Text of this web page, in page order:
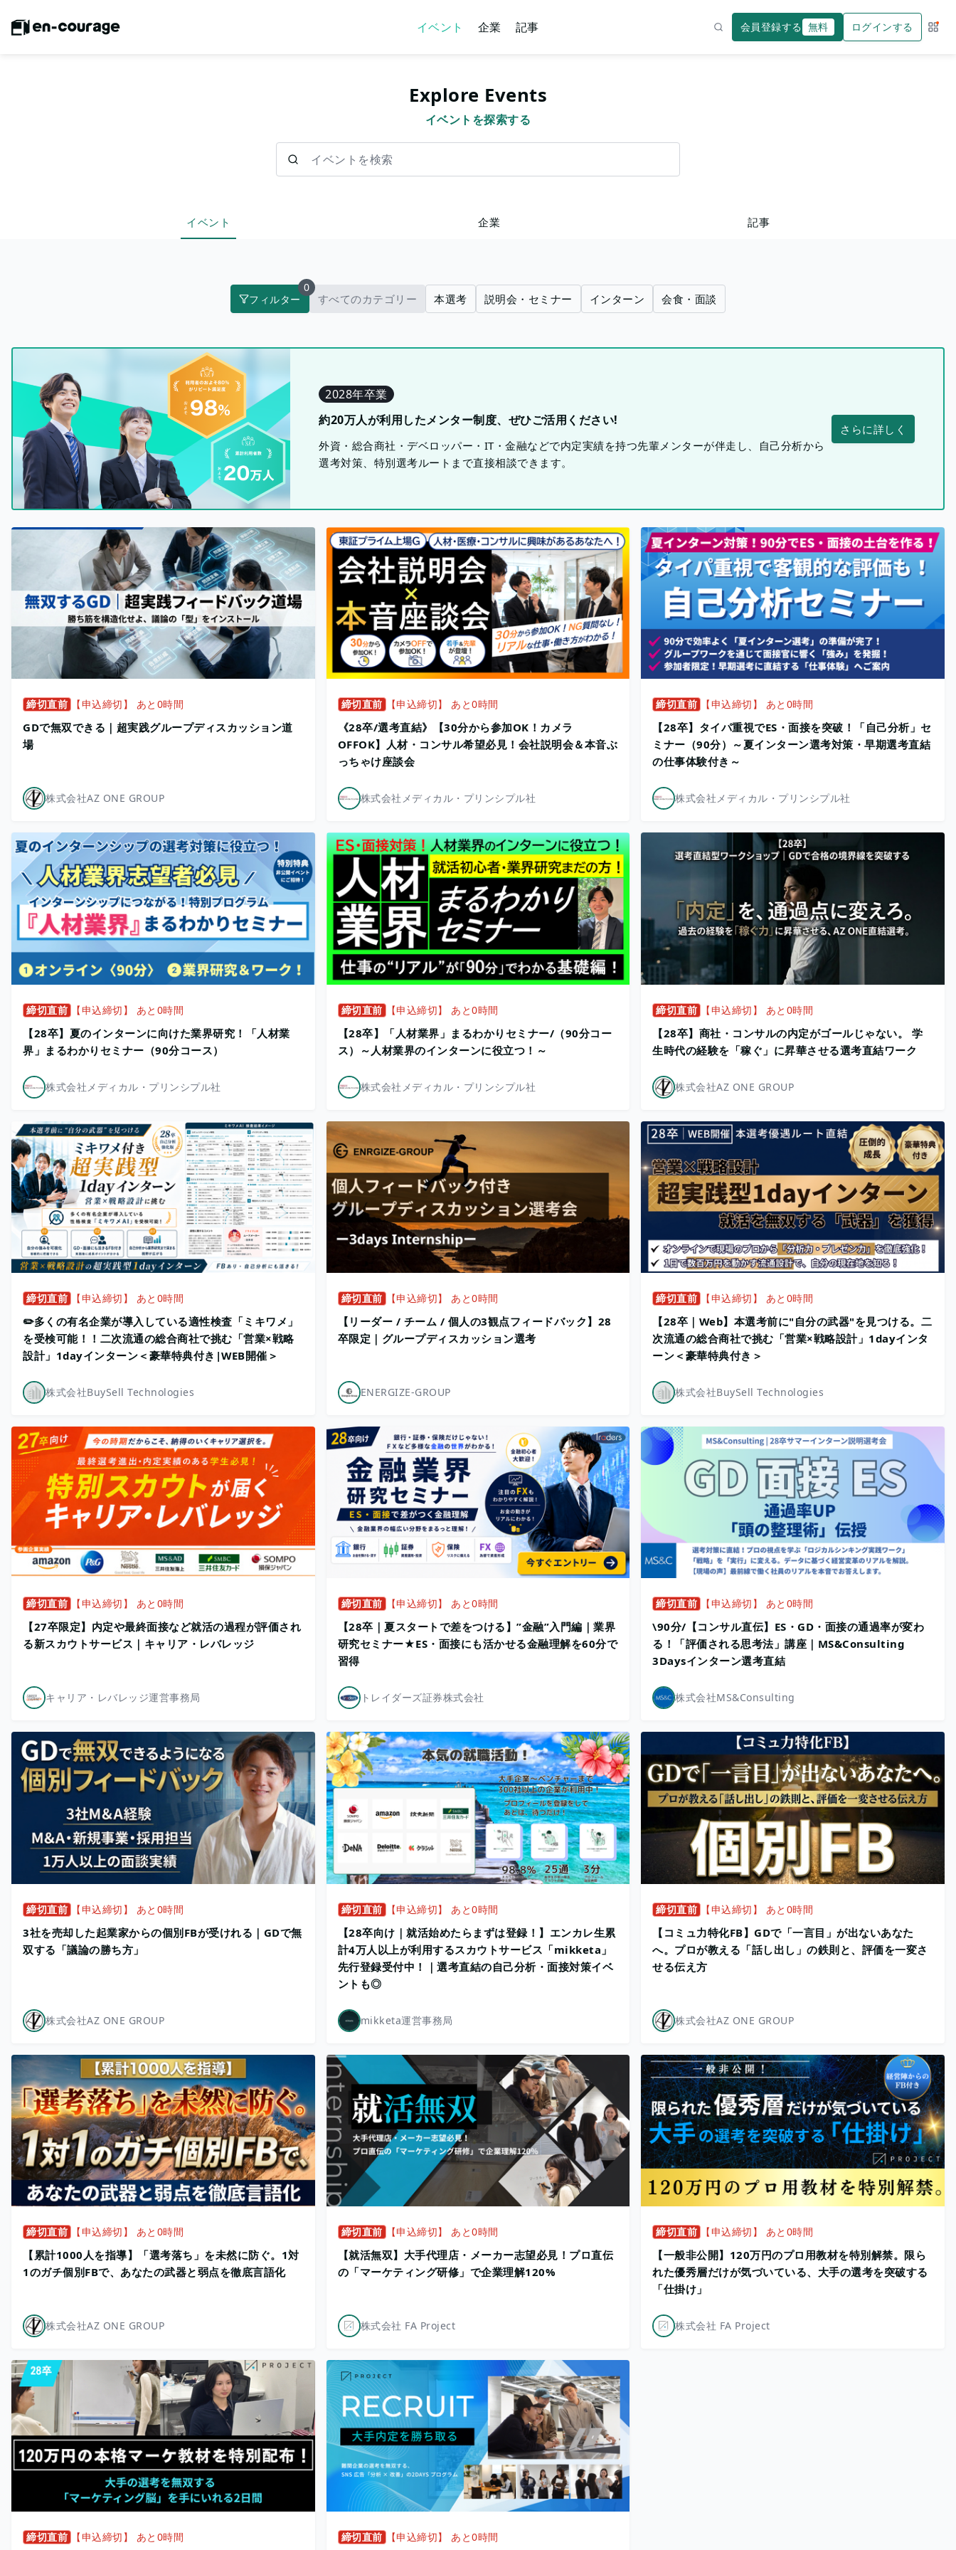
イベント 企業 記事 会員登録する 無料 ログインする サー
Explore Events
イベントを探索する
イベント 企業 記事
フィルター
0
すべてのカテゴリー 本選考 説明会・セミナー インターン 会食・面談
2028年卒業
約20万人が利用したメンター制度、ぜひご活用ください!
外資・総合商社・デベロッパー・IT・金融などで内定実績を持つ先輩メンターが伴走し、自己分析から
選考対策、特別選考ルートまで直接相談できます。
さらに詳しく
締切直前 【申込締切】 あと0時間
GDで無双できる｜超実践グループディスカッション道
場
株式会社AZ ONE GROUP
締切直前 【申込締切】 あと0時間
《28卒/選考直結》【30分から参加OK！カメラ
OFFOK】人材・コンサル希望必見！会社説明会＆本音ぶ
っちゃけ座談会
株式会社メディカル・プリンシプル社
締切直前 【申込締切】 あと0時間
【28卒】タイパ重視でES・面接を突破！「自己分析」セ
ミナー（90分）～夏インターン選考対策・早期選考直結
の仕事体験付き～
株式会社メディカル・プリンシプル社
締切直前 【申込締切】 あと0時間
【28卒】夏のインターンに向けた業界研究！「人材業
界」まるわかりセミナー（90分コース）
株式会社メディカル・プリンシプル社
締切直前 【申込締切】 あと0時間
【28卒】「人材業界」まるわかりセミナー/（90分コー
ス）～人材業界のインターンに役立つ！～
株式会社メディカル・プリンシプル社
締切直前 【申込締切】 あと0時間
【28卒】商社・コンサルの内定がゴールじゃない。 学
生時代の経験を「稼ぐ」に昇華させる選考直結ワーク
株式会社AZ ONE GROUP
締切直前 【申込締切】 あと0時間
✏️多くの有名企業が導入している適性検査「ミキワメ」
を受検可能！！二次流通の総合商社で挑む「営業×戦略
設計」1dayインターン＜豪華特典付き|WEB開催＞
株式会社BuySell Technologies
締切直前 【申込締切】 あと0時間
【リーダー / チーム / 個人の3観点フィードバック】28
卒限定｜グループディスカッション選考
ENERGIZE-GROUP
締切直前 【申込締切】 あと0時間
【28卒｜Web】本選考前に"自分の武器"を見つける。二
次流通の総合商社で挑む「営業×戦略設計」1dayインタ
ーン＜豪華特典付き＞
株式会社BuySell Technologies
締切直前 【申込締切】 あと0時間
【27卒限定】内定や最終面接など就活の過程が評価され
る新スカウトサービス｜キャリア・レバレッジ
キャリア・レバレッジ運営事務局
締切直前 【申込締切】 あと0時間
【28卒｜夏スタートで差をつける】”金融”入門編｜業界
研究セミナー★ES・面接にも活かせる金融理解を60分で
習得
トレイダーズ証券株式会社
締切直前 【申込締切】 あと0時間
\90分/【コンサル直伝】ES・GD・面接の通過率が変わ
る！「評価される思考法」講座｜MS&Consulting
3Daysインターン選考直結
株式会社MS&Consulting
締切直前 【申込締切】 あと0時間
3社を売却した起業家からの個別FBが受けれる｜GDで無
双する「議論の勝ち方」
株式会社AZ ONE GROUP
締切直前 【申込締切】 あと0時間
【28卒向け｜就活始めたらまずは登録！】エンカレ生累
計4万人以上が利用するスカウトサービス「mikketa」
先行登録受付中！｜選考直結の自己分析・面接対策イベ
ントも◎
mikketa運営事務局
締切直前 【申込締切】 あと0時間
【コミュ力特化FB】GDで「一言目」が出ないあなた
へ。プロが教える「話し出し」の鉄則と、評価を一変さ
せる伝え方
株式会社AZ ONE GROUP
締切直前 【申込締切】 あと0時間
【累計1000人を指導】「選考落ち」を未然に防ぐ。1対
1のガチ個別FBで、あなたの武器と弱点を徹底言語化
株式会社AZ ONE GROUP
締切直前 【申込締切】 あと0時間
【就活無双】大手代理店・メーカー志望必見！プロ直伝
の「マーケティング研修」で企業理解120%
株式会社 FA Project
締切直前 【申込締切】 あと0時間
【一般非公開】120万円のプロ用教材を特別解禁。限ら
れた優秀層だけが気づいている、大手の選考を突破する
「仕掛け」
株式会社 FA Project
締切直前 【申込締切】 あと0時間 締切直前 【申込締切】 あと0時間